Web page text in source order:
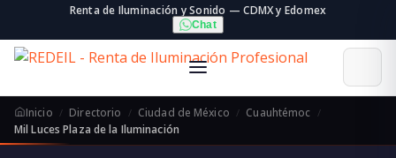
Renta de Iluminación y Sonido — CDMX y Edomex
Chat
Inicio Directorio Ciudad de México
Cuauhtémoc
Mil Luces Plaza de la Iluminación